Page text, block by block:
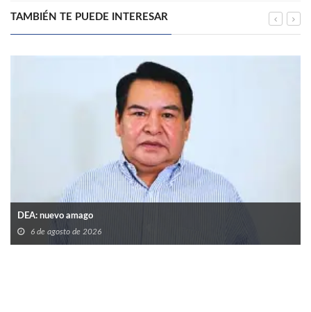
TAMBIÉN TE PUEDE INTERESAR
DEA: nuevo amago
6 de agosto de 2026